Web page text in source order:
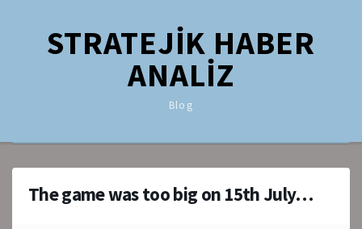
STRATEJİK HABER
ANALİZ
Blog
The game was too big on 15th July…